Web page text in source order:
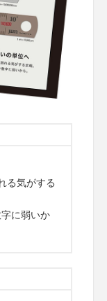
る気がする
に弱いか